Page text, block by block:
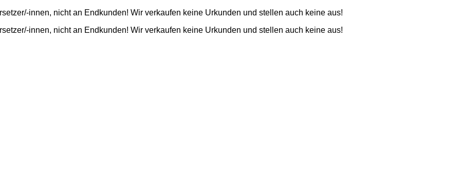
innen, nicht an Endkunden! Wir verkaufen keine Urkunden und stellen auch keine aus!
innen, nicht an Endkunden! Wir verkaufen keine Urkunden und stellen auch keine aus!